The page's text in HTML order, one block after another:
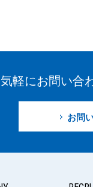
軽にお問い合
お問